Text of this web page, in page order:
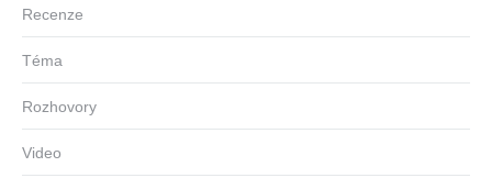
Recenze
Téma
Rozhovory
Video